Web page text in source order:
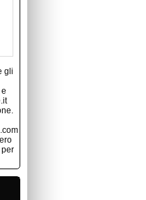
gli